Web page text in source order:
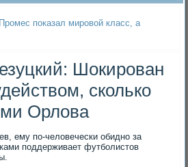
показал мировой класс, а
Шокирован
сколько
Орлова
ему по-челοвечески обидно за
поддерживает футболистοв